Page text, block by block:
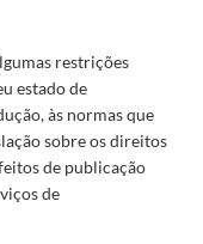
restrições
estado de
às normas que
sobre os direitos
de publicação
de